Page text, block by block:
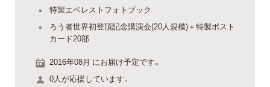
特製エベレストフォトブック
ろう者世界初登頂記念講演会(20人規模)＋特製ポスト
カード20部
2016年08月 にお届け予定です。
0人が応援しています。